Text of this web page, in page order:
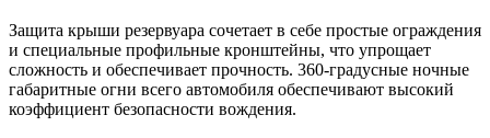
Защита крыши резервуара сочетает в себе простые ограждения
и специальные профильные кронштейны, что упрощает
сложность и обеспечивает прочность. 360-градусные ночные
габаритные огни всего автомобиля обеспечивают высокий
коэффициент безопасности вождения.